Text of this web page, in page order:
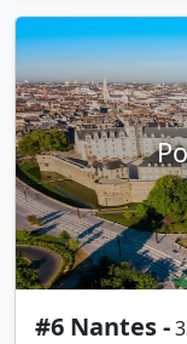
#6 Nantes -